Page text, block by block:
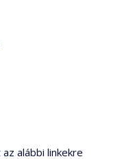
alábbi linkekre